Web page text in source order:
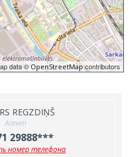
data ©OpenStreetMapcontributors
REGZDIŅŠ
Агент
29888***
номер телефона